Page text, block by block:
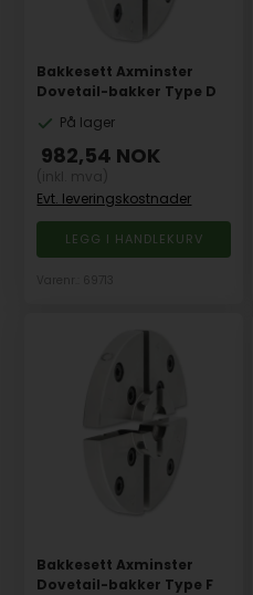
Bakkesett Axminster
Dovetail-bakker Type D
På lager
982,54 NOK
Evt. leveringskostnader
Bakkesett Axminster
Dovetail-bakker Type F